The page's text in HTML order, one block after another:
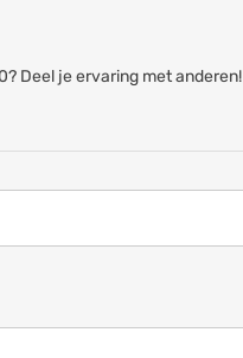
Deel je ervaring met anderen!